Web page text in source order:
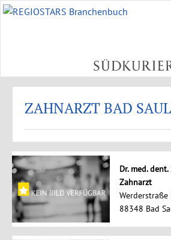
ZAHNARZT BAD
Dr. med.
Zahnarzt
Werderstraße
88348 Bad